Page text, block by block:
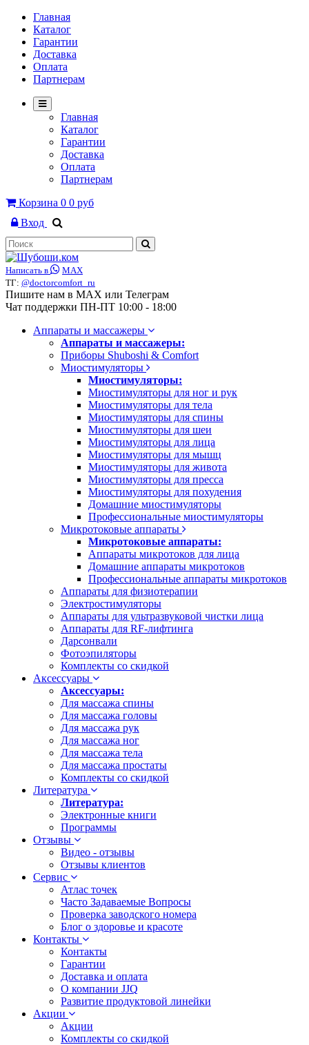
Главная
Каталог
Гарантии
Доставка
Оплата
Партнерам
Главная
Каталог
Гарантии
Доставка
Оплата
Партнерам
Корзина 0 0 руб
Вход
Написать в
MAX
ТГ: @doctorcomfort_ru
Пишите нам в MAX или Телеграм
Чат поддержки ПН-ПТ 10:00 - 18:00
Аппараты и массажеры
Аппараты и массажеры:
Приборы Shuboshi & Comfort
Миостимуляторы
Миостимуляторы:
Миостимуляторы для ног и рук
Миостимуляторы для тела
Миостимуляторы для спины
Миостимуляторы для шеи
Миостимуляторы для лица
Миостимуляторы для мышц
Миостимуляторы для живота
Миостимуляторы для пресса
Миостимуляторы для похудения
Домашние миостимуляторы
Профессиональные миостимуляторы
Микротоковые аппараты
Микротоковые аппараты:
Аппараты микротоков для лица
Домашние аппараты микротоков
Профессиональные аппараты микротоков
Аппараты для физиотерапии
Электростимуляторы
Аппараты для ультразвуковой чистки лица
Аппараты для RF-лифтинга
Дарсонвали
Фотоэпиляторы
Комплекты со скидкой
Аксессуары
Аксессуары:
Для массажа спины
Для массажа головы
Для массажа рук
Для массажа ног
Для массажа тела
Для массажа простаты
Комплекты со скидкой
Литература
Литература:
Электронные книги
Программы
Отзывы
Видео - отзывы
Отзывы клиентов
Сервис
Атлас точек
Часто Задаваемые Вопросы
Проверка заводского номера
Блог о здоровье и красоте
Контакты
Контакты
Гарантии
Доставка и оплата
О компании JJQ
Развитие продуктовой линейки
Акции
Акции
Комплекты со скидкой